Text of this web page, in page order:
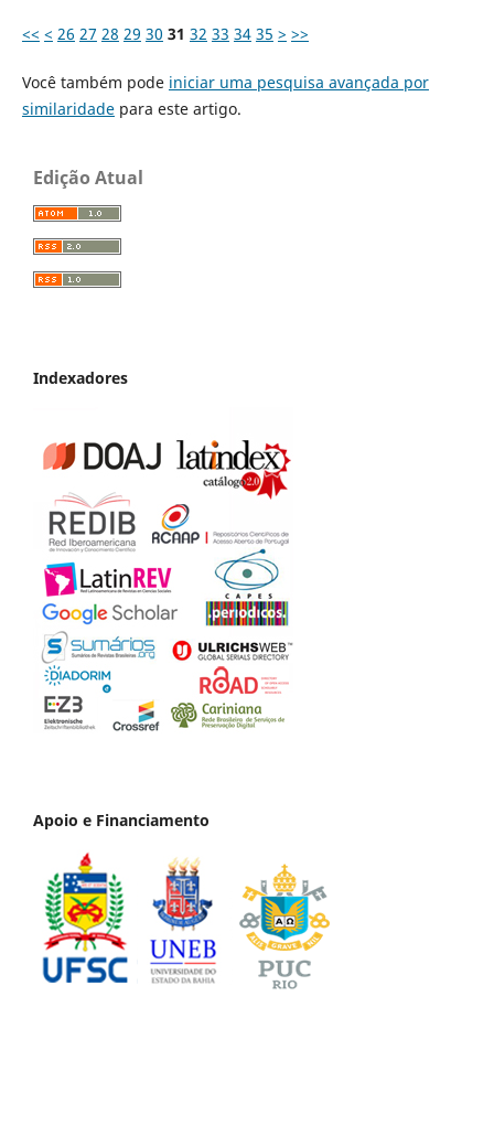
<< < 26 27 28 29 30 31 32 33 34 35 > >>
Você também pode iniciar uma pesquisa avançada por
similaridadepara este artigo.
Edição Atual
Indexadores
Apoio e Financiamento